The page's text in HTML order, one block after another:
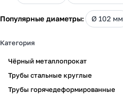
Популярные диаметры: Ø 102 мм
Категория
Чёрный металлопрокат
Трубы стальные круглые
Трубы горячедеформированные